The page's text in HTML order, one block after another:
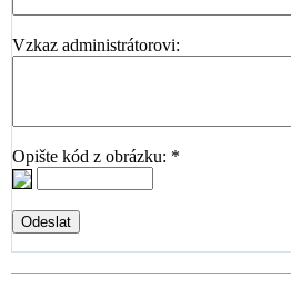
Vzkaz administrátorovi:
Opište kód z obrázku: *